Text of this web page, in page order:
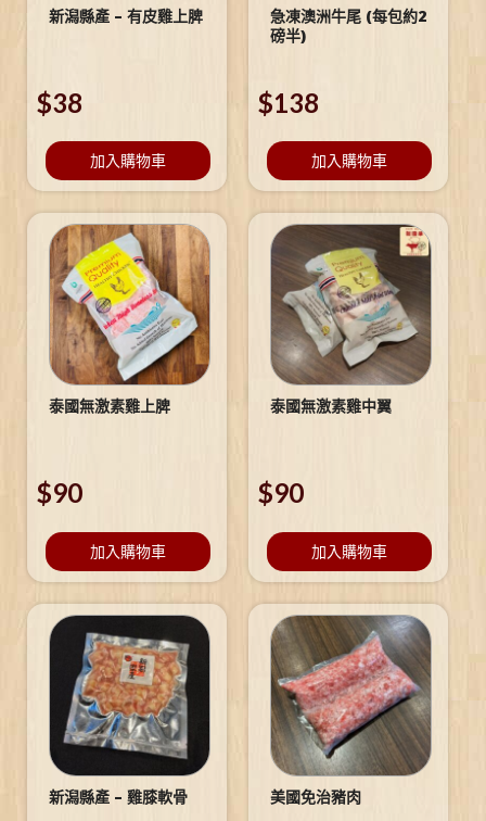
新潟縣產 – 有皮雞上脾
$38
加入購物車
急凍澳洲牛尾 (每包約2
磅半)
$138
加入購物車
泰國無激素雞上脾
$90
加入購物車
泰國無激素雞中翼
$90
加入購物車
新潟縣產 – 雞膝軟骨 美國免治豬肉